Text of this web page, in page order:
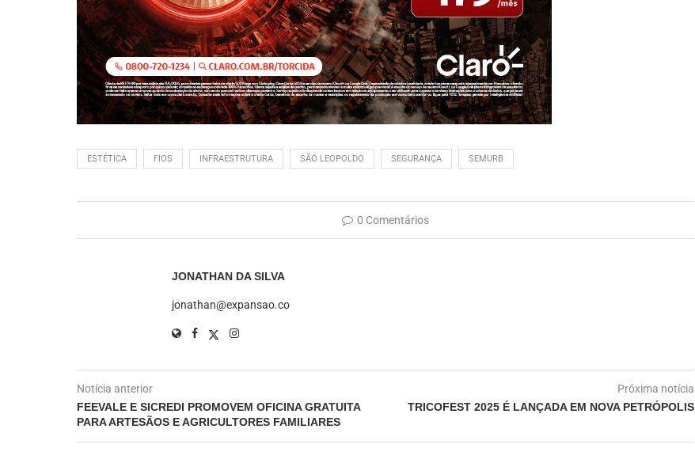
ESTÉTICA FIOS INFRAESTRUTURA SÃO LEOPOLDO SEGURANÇA SEMURB
0 Comentários
JONATHAN DA SILVA
jonathan@expansao.co
Notícia anterior
FEEVALE E SICREDI PROMOVEM OFICINA GRATUITA
PARA ARTESÃOS E AGRICULTORES FAMILIARES
Próxima notícia
TRICOFEST 2025 É LANÇADA EM NOVA PETRÓPOLIS